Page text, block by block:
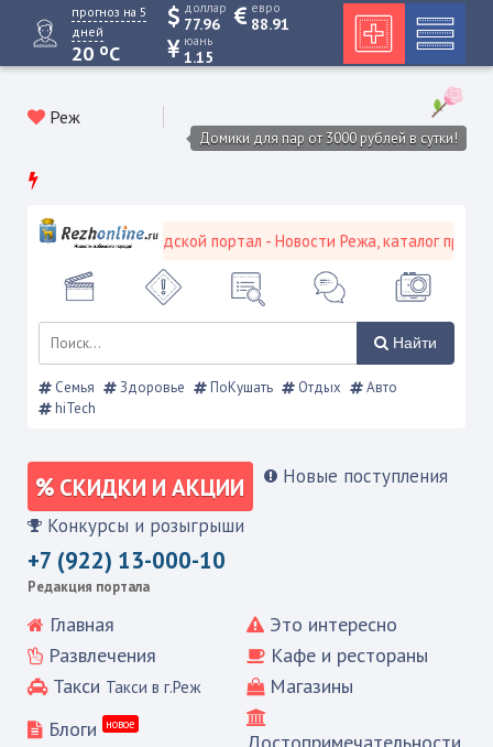
прогноз на 5
дней
20 oC
доллар
77.96
евро
88.91
юань
1.15
Реж
Домики для пар от 3000 рублей в сутки!
Режевской городской портал - Новости Режа, каталог
Найти
Семья Здоровье ПоКушать Отдых
Авто
hiTech
СКИДКИ И АКЦИИ Новые поступления
Конкурсы и розыгрыши
+7 (922) 13-000-10
Редакция портала
Главная
Это интересно
Развлечения
Кафе и рестораны
Такси Такси в г.Реж
Магазины
Блоги
новое